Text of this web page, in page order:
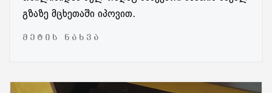
გზაზე მცხეთაში იპოვით.
ᲛᲔᲢᲘᲡ ᲜᲐᲮᲕᲐ